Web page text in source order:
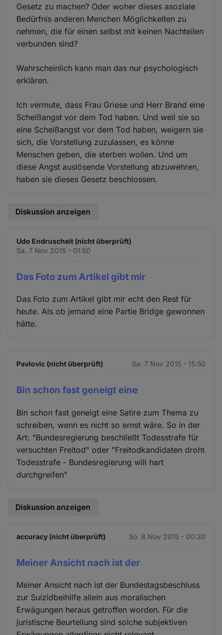
Gesetz zu machen? Oder woher dieses asoziale
Bedürfnis anderen Menchen Möglichkeiten zu
nehmen, die für einen selbst mit keinen Nachteilen
verbunden sind?
Wahrscheinlich kann man das nur psychologisch
erklären.
Ich vermute, dass Frau Griese und Herr Brand eine
Scheißangst vor dem Tod haben. Und weil sie so
eine Scheißangst vor dem Tod haben, weigern sie
sich, die Vorstellung zuzulassen, es könne
Menschen geben, die sterben wollen. Und um
diese Angst auslösende Vorstellung abzuwehren,
haben sie dieses Gesetz beschlossen.
Diskussion anzeigen
Udo Endruscheit (nicht überprüft)
Sa. 7 Nov 2015 - 01:50
Das Foto zum Artikel gibt mir
Das Foto zum Artikel gibt mir echt den Rest für
heute. Als ob jemand eine Partie Bridge gewonnen
hätte.
Pavlovic (nicht überprüft) Sa. 7 Nov 2015 - 15:50
Bin schon fast geneigt eine
Bin schon fast geneigt eine Satire zum Thema zu
schreiben, wenn es nicht so ernst wäre. So in der
Art: "Bundesregierung beschließt Todesstrafe für
versuchten Freitod" oder "Freitodkandidaten droht
Todesstrafe - Bundesregierung will hart
durchgreifen"
Diskussion anzeigen
accuracy (nicht überprüft) So. 8 Nov 2015 - 00:30
Meiner Ansicht nach ist der
Meiner Ansicht nach ist der Bundestagsbeschluss
zur Suizidbeihilfe allein aus moralischen
Erwägungen heraus getroffen worden. Für die
juristische Beurteilung sind solche subjektiven